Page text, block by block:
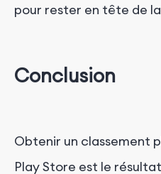
pour rester en tête de
Conclusion
Obtenir un classement
Play Store est le